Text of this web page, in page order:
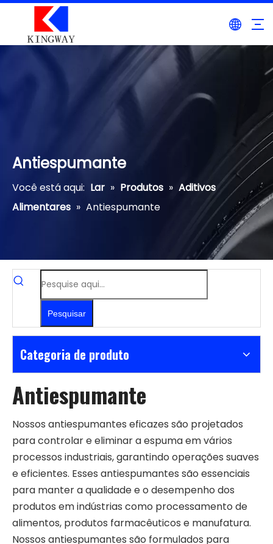
Antiespumante
Você está aqui: Lar » Produtos » Aditivos
Alimentares » Antiespumante
Pesquisar
Categoria de produto
Antiespumante
Nossos antiespumantes eficazes são projetados
para controlar e eliminar a espuma em vários
processos industriais, garantindo operações suaves
e eficientes. Esses antiespumantes são essenciais
para manter a qualidade e o desempenho dos
produtos em indústrias como processamento de
alimentos, produtos farmacêuticos e manufatura.
Nossos antiespumantes são formulados para